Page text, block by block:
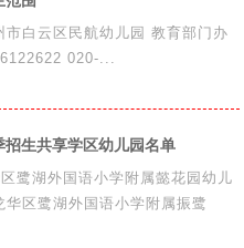
市白云区民航幼儿园 教育部门办
020-...
生共享学区幼儿园名单
鹭湖外国语小学附属懿花园幼儿
华区鹭湖外国语小学附属振鹭